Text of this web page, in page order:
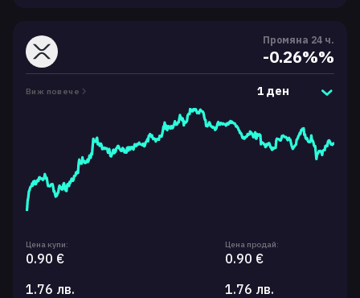
Промяна 24 ч.
-0.26%%
Виж повече 1 ден
Цена купи:
0.90 €
1.76 лв.
Цена продай:
0.90 €
1.76 лв.